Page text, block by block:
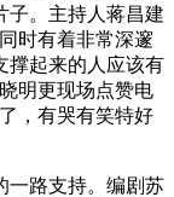
子。主持人蒋昌建
时有着非常深邃
撑起来的人应该有
明更现场点赞电
，有哭有笑特好
一路支持。编剧苏